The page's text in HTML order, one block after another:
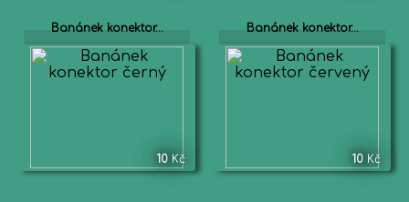
Banánek konektor...
10 Kč
Banánek konektor...
10 Kč